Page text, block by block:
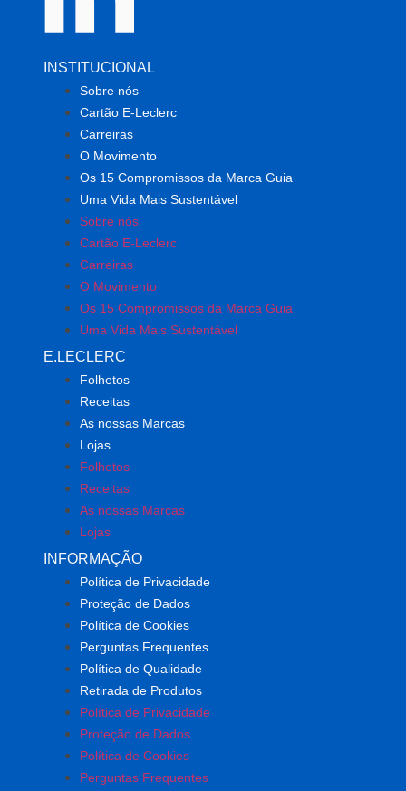
INSTITUCIONAL
Sobre nós
Cartão E-Leclerc
Carreiras
O Movimento
Os 15 Compromissos da Marca Guia
Uma Vida Mais Sustentável
Sobre nós
Cartão E-Leclerc
Carreiras
O Movimento
Os 15 Compromissos da Marca Guia
Uma Vida Mais Sustentável
E.LECLERC
Folhetos
Receitas
As nossas Marcas
Lojas
Folhetos
Receitas
As nossas Marcas
Lojas
INFORMAÇÃO
Política de Privacidade
Proteção de Dados
Política de Cookies
Perguntas Frequentes
Política de Qualidade
Retirada de Produtos
Política de Privacidade
Proteção de Dados
Política de Cookies
Perguntas Frequentes